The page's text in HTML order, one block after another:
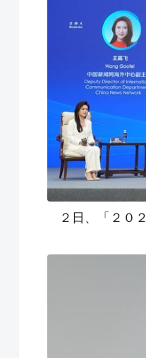
２日、「２０